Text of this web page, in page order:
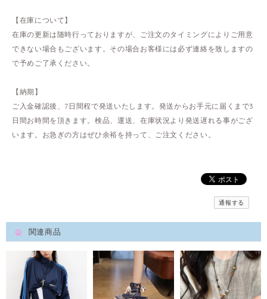
【在庫について】
在庫の更新は随時行っておりますが、ご注文のタイミングによりご用意
できない場合もございます。その場合お客様には必ず連絡を致しますの
で予めご了承ください。
【納期】
ご入金確認後、7日間程で発送いたします。発送からお手元に届くまで3
日間お時間を頂きます。検品、運送、在庫状況より発送遅れる事がござ
います。お急ぎの方はぜひ余裕を持って、ご注文ください。
通報する
関連商品